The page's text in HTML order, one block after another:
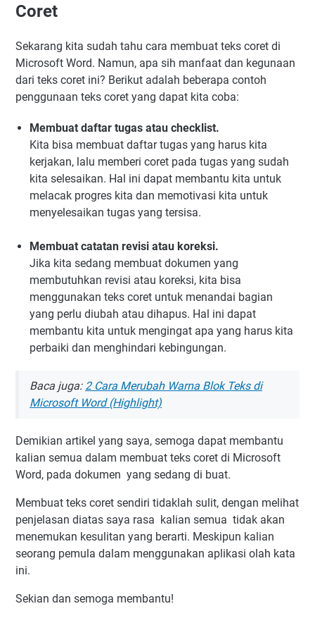
Coret
Sekarang kita sudah tahu cara membuat teks coret di
Microsoft Word. Namun, apa sih manfaat dan kegunaan
dari teks coret ini? Berikut adalah beberapa contoh
penggunaan teks coret yang dapat kita coba:
Membuat daftar tugas atau checklist.
Kita bisa membuat daftar tugas yang harus kita
kerjakan, lalu memberi coret pada tugas yang sudah
kita selesaikan. Hal ini dapat membantu kita untuk
melacak progres kita dan memotivasi kita untuk
menyelesaikan tugas yang tersisa.
Membuat catatan revisi atau koreksi.
Jika kita sedang membuat dokumen yang
membutuhkan revisi atau koreksi, kita bisa
menggunakan teks coret untuk menandai bagian
yang perlu diubah atau dihapus. Hal ini dapat
membantu kita untuk mengingat apa yang harus kita
perbaiki dan menghindari kebingungan.
Baca juga: 2 Cara Merubah Warna Blok Teks di
Microsoft Word (Highlight)
Demikian artikel yang saya, semoga dapat membantu
kalian semua dalam membuat teks coret di Microsoft
Word, pada dokumen yang sedang di buat.
Membuat teks coret sendiri tidaklah sulit, dengan melihat
penjelasan diatas saya rasa kalian semua tidak akan
menemukan kesulitan yang berarti. Meskipun kalian
seorang pemula dalam menggunakan aplikasi olah kata
ini.
Sekian dan semoga membantu!